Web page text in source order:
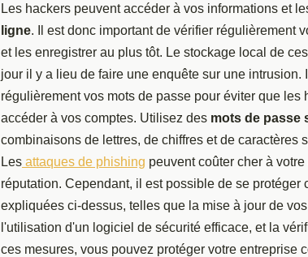
Les hackers peuvent accéder à vos informations et
ligne. Il est donc important de vérifier régulièrement
et les enregistrer au plus tôt. Le stockage local de
jour il y a lieu de faire une enquête sur une
régulièrement vos mots de passe pour éviter que
accéder à vos comptes. Utilisez des mots de passe
combinaisons de lettres, de chiffres et de caractères
Les attaques de phishing peuvent coûter cher à
réputation. Cependant, il est possible de se
expliquées ci-dessus, telles que la mise à jour de
l'utilisation d'un logiciel de sécurité efficace, et la
ces mesures, vous pouvez protéger votre entreprise